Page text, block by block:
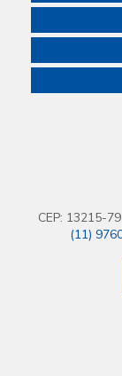
CEP: 13215-
(11)